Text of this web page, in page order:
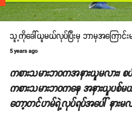
သူ့ကိုခေါ်ယူမယ်လုပ်ပြီးမှ ဘာမှအကြောင်း
5 years ago
ကစားသမားဘ၀ကအနားယူမလား၊ စ
ကစားသမားဘ၀ကနေ အနားယူပစ်
တော့တင်ဟမ်ရဲ့လုပ်ရပ်အပေါ် နား